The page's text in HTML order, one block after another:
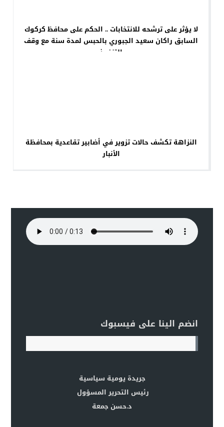
لا يؤثر على ترشحه للانتخابات .. الحكم على محافظ كركوك
السابق راكان سعيد الجبوري بالحبس لمدة سنة مع وقف
التنفيذ
النزاهة تكشف حالات تزوير في أضابير تقاعدية بمحافظة
الأنبار
انضم الينا على فيسبوك
جريدة يومية سياسية
رئيس التحرير المسؤول
د.حسن جمعة